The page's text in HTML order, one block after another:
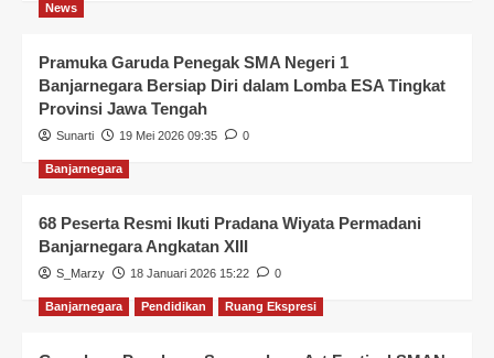
News
Pramuka Garuda Penegak SMA Negeri 1
Banjarnegara Bersiap Diri dalam Lomba ESA Tingkat
Provinsi Jawa Tengah
Sunarti 19 Mei 2026 09:35 0
Banjarnegara
68 Peserta Resmi Ikuti Pradana Wiyata Permadani
Banjarnegara Angkatan XIII
S_Marzy 18 Januari 2026 15:22 0
Banjarnegara Pendidikan Ruang Ekspresi